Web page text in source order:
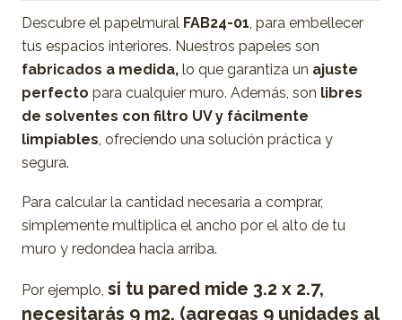
Descubre el papelmural FAB24-01, para embellecer
tus espacios interiores. Nuestros papeles son
fabricados a medida, lo que garantiza un ajuste
perfecto para cualquier muro. Además, son libres
de solventes con filtro UV y fácilmente
limpiables, ofreciendo una solución práctica y
segura.
Para calcular la cantidad necesaria a comprar,
simplemente multiplica el ancho por el alto de tu
muro y redondea hacia arriba.
Por ejemplo, si tu pared mide 3.2 x 2.7,
necesitarás 9 m2. (agregas 9 unidades al